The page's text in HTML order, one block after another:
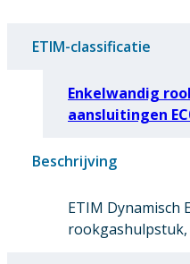
ETIM-classificatie
Enkelwandig
aansluitingen
Beschrijving
ETIM Dynamisch